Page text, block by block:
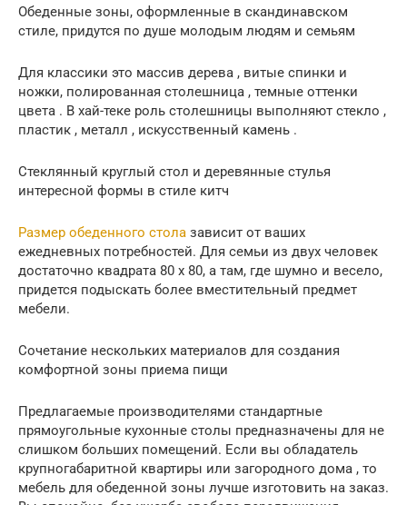
Обеденные зоны, оформленные в скандинавском
стиле, придутся по душе молодым людям и семьям
Для классики это массив дерева , витые спинки и
ножки, полированная столешница , темные оттенки
цвета . В хай-теке роль столешницы выполняют стекло ,
пластик , металл , искусственный камень .
Стеклянный круглый стол и деревянные стулья
интересной формы в стиле китч
Размер обеденного стола зависит от ваших
ежедневных потребностей. Для семьи из двух человек
достаточно квадрата 80 х 80, а там, где шумно и весело,
придется подыскать более вместительный предмет
мебели.
Сочетание нескольких материалов для создания
комфортной зоны приема пищи
Предлагаемые производителями стандартные
прямоугольные кухонные столы предназначены для не
слишком больших помещений. Если вы обладатель
крупногабаритной квартиры или загородного дома , то
мебель для обеденной зоны лучше изготовить на заказ.